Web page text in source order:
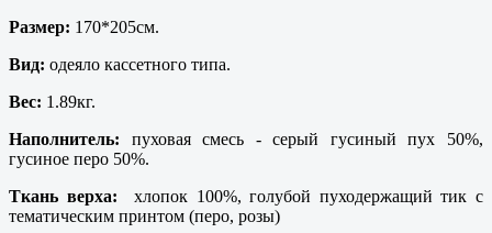
Размер: 170*205см.
Вид: одеяло кассетного типа.
Вес: 1.89кг.
Наполнитель: пуховая смесь - серый гусиный пух 50%,
гусиное перо 50%.
Ткань верха:
хлопок 100%, голубой пуходержащий тик с
тематическим принтом (перо, розы)